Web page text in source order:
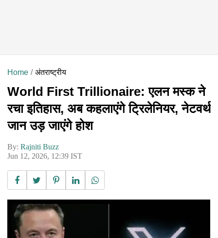
Home अंतराष्ट्रीय
World First Trillionaire: एलन मस्क ने
रचा इतिहास, अब कहलाएंगे ट्रिलेनियर, नेटवर्थ
जान उड़ जाएंगे होश
By: Rajniti Buzz
Jun 12, 2026, 12:39 IST